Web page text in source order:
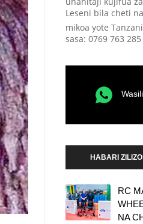
Leseni bila cheti
mikoa yote
sasa: 0769 763 285
HABARI
RC
NA